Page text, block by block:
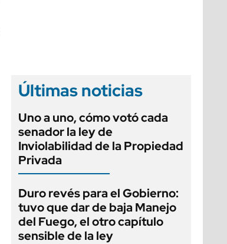
Últimas noticias
Uno a uno, cómo votó cada
senador la ley de
Inviolabilidad de la Propiedad
Privada
Duro revés para el Gobierno:
tuvo que dar de baja Manejo
del Fuego, el otro capítulo
sensible de la ley